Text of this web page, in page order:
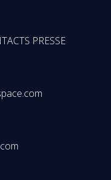
PRESSE